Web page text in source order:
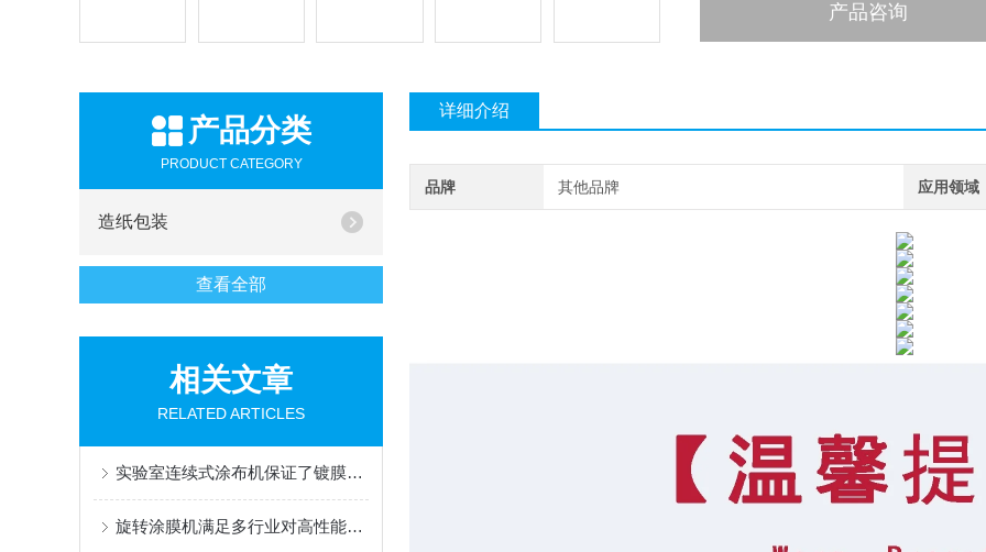
产品咨询
产品分类
PRODUCT CATEGORY
造纸包装
查看全部
相关文章
RELATED ARTICLES
实验室连续式涂布机保证了镀膜的效果、均匀性和稳定性
旋转涂膜机满足多行业对高性能薄膜的制备需求
详细介绍
品牌 其他品牌 应用领域